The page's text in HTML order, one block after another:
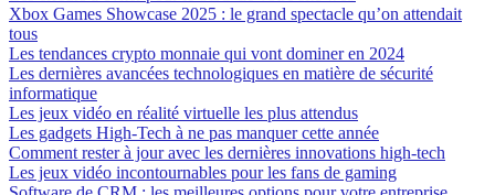
Xbox Games Showcase 2025 : le grand spectacle qu’on attendait
tous
Les tendances crypto monnaie qui vont dominer en 2024
Les dernières avancées technologiques en matière de sécurité
informatique
Les jeux vidéo en réalité virtuelle les plus attendus
Les gadgets High-Tech à ne pas manquer cette année
Comment rester à jour avec les dernières innovations high-tech
Les jeux vidéo incontournables pour les fans de gaming